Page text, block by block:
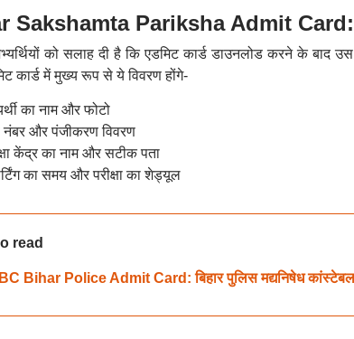
Sakshamta Pariksha Admit Card:
को सलाह दी है कि एडमिट कार्ड डाउनलोड करने के बाद
कार्ड में मुख्य रूप से ये विवरण होंगे-
का नाम और फोटो
नंबर और पंजीकरण विवरण
केंद्र का नाम और सटीक पता
का समय और परीक्षा का शेड्यूल
read
Bihar Police Admit Card: बिहार पुलिस मद्यनिषेध कांस्टेबल